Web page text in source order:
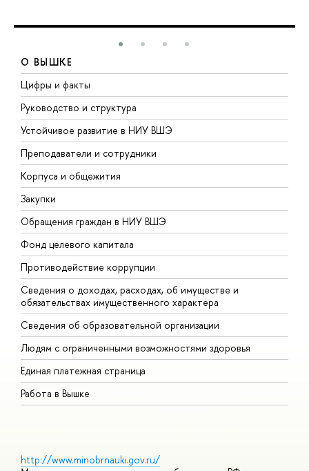
О ВЫШКЕ
Цифры и факты
Руководство и структура
Устойчивое развитие в НИУ ВШЭ
Преподаватели и сотрудники
Корпуса и общежития
Закупки
Обращения граждан в НИУ ВШЭ
Фонд целевого капитала
Противодействие коррупции
Сведения о доходах, расходах, об имуществе и
обязательствах имущественного характера
Сведения об образовательной организации
Людям с ограниченными возможностями здоровья
Единая платежная страница
Работа в Вышке
http://www.minobrnauki.gov.ru/